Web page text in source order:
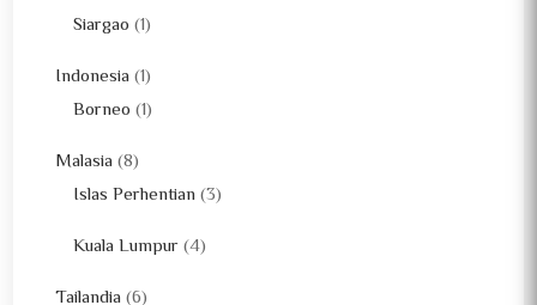
Siargao (1)
Indonesia (1)
Borneo (1)
Malasia (8)
Islas Perhentian (3)
Kuala Lumpur(4)
Tailandia (6)